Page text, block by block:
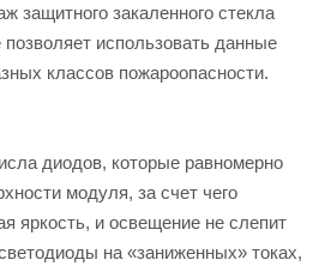
защитного закаленного стекла
использовать данные
классов пожароопасности.
диодов, которые равномерно
модуля, за счет чего
яркость, и освещение не слепит
на «заниженных» токах,